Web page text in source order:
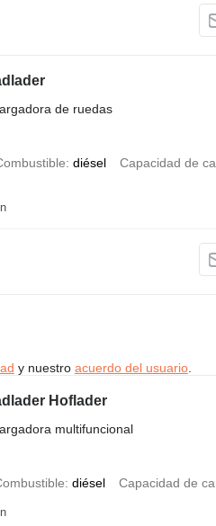
de ruedas
diésel Capacidad de
y nuestro acuerdo del usuario.
Hoflader
multifuncional
diésel Capacidad de